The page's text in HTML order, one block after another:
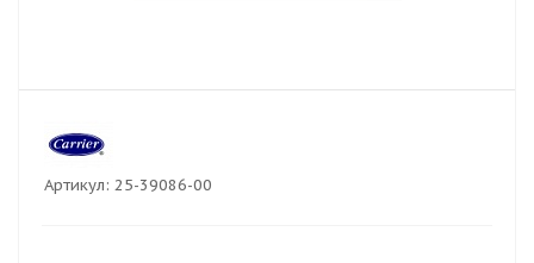
Артикул: 25-39086-00